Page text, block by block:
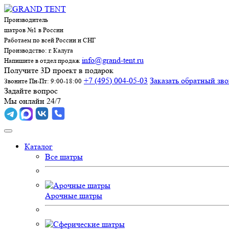
Производитель
шатров №1 в России
Работаем по всей России и СНГ
Производство: г. Калуга
Напишите в отдел продаж info@grand-tent.ru
Получите 3D проект в подарок
Звоните Пн-Пт: 9:00-18:00 +7 (495) 004-05-03 Заказать обратный
Задайте вопрос
Мы онлайн 24/7
Каталог
Все шатры
Арочные шатры